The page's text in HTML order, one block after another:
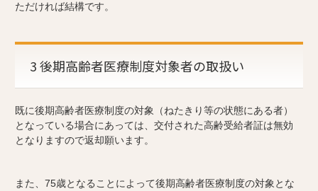
ただければ結構です。
3 後期高齢者医療制度対象者の取扱い
既に後期高齢者医療制度の対象（ねたきり等の状態にある者）
となっている場合にあっては、交付された高齢受給者証は無効
となりますので返却願います。
また、75歳となることによって後期高齢者医療制度の対象とな